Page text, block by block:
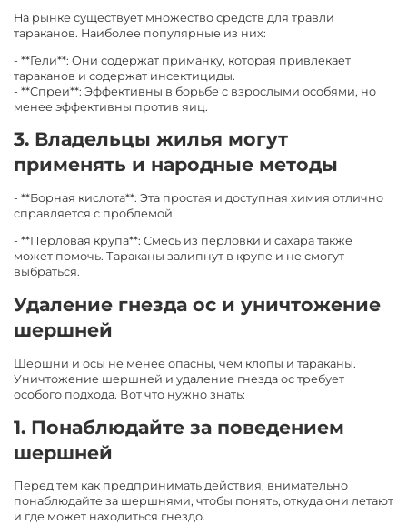
На рынке существует множество средств для травли
тараканов. Наиболее популярные из них:
- **Гели**: Они содержат приманку, которая привлекает
тараканов и содержат инсектициды.
- **Спреи**: Эффективны в борьбе с взрослыми особями, но
менее эффективны против яиц.
3. Владельцы жилья могут
применять и народные методы
- **Борная кислота**: Эта простая и доступная химия отлично
справляется с проблемой.
- **Перловая крупа**: Смесь из перловки и сахара также
может помочь. Тараканы залипнут в крупе и не смогут
выбраться.
Удаление гнезда ос и уничтожение
шершней
Шершни и осы не менее опасны, чем клопы и тараканы.
Уничтожение шершней и удаление гнезда ос требует
особого подхода. Вот что нужно знать:
1. Понаблюдайте за поведением
шершней
Перед тем как предпринимать действия, внимательно
понаблюдайте за шершнями, чтобы понять, откуда они летают
и где может находиться гнездо.